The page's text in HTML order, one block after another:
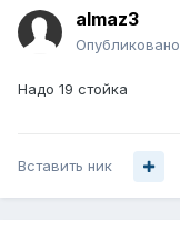
almaz3
Опубликовано
Надо 19 стойка
Вставить ник